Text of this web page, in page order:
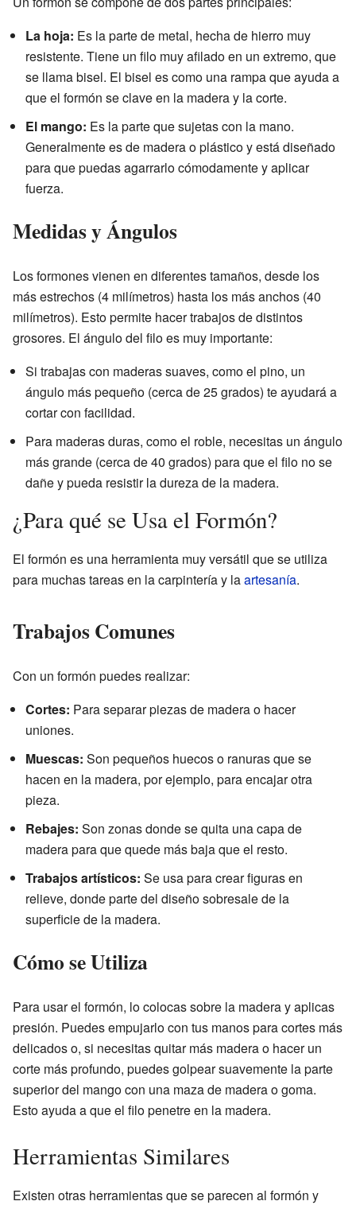
La hoja: Es la parte de metal, hecha de hierro muy
resistente. Tiene un filo muy afilado en un extremo, que
se llama bisel. El bisel es como una rampa que ayuda a
que el formón se clave en la madera y la corte.
El mango: Es la parte que sujetas con la mano.
Generalmente es de madera o plástico y está diseñado
para que puedas agarrarlo cómodamente y aplicar
fuerza.
Medidas y Ángulos
Los formones vienen en diferentes tamaños, desde los
más estrechos (4 milímetros) hasta los más anchos (40
milímetros). Esto permite hacer trabajos de distintos
grosores. El ángulo del filo es muy importante:
Si trabajas con maderas suaves, como el pino, un
ángulo más pequeño (cerca de 25 grados) te ayudará a
cortar con facilidad.
Para maderas duras, como el roble, necesitas un ángulo
más grande (cerca de 40 grados) para que el filo no se
dañe y pueda resistir la dureza de la madera.
¿Para qué se Usa el Formón?
El formón es una herramienta muy versátil que se utiliza
para muchas tareas en la carpintería y laartesanía.
Trabajos Comunes
Con un formón puedes realizar:
Cortes: Para separar piezas de madera o hacer
uniones.
Muescas: Son pequeños huecos o ranuras que se
hacen en la madera, por ejemplo, para encajar otra
pieza.
Rebajes: Son zonas donde se quita una capa de
madera para que quede más baja que el resto.
Trabajos artísticos: Se usa para crear figuras en
relieve, donde parte del diseño sobresale de la
superficie de la madera.
Cómo se Utiliza
Para usar el formón, lo colocas sobre la madera y aplicas
presión. Puedes empujarlo con tus manos para cortes más
delicados o, si necesitas quitar más madera o hacer un
corte más profundo, puedes golpear suavemente la parte
superior del mango con una maza de madera o goma.
Esto ayuda a que el filo penetre en la madera.
Herramientas Similares
Existen otras herramientas que se parecen al formón y